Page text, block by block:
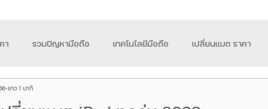
า รวมปัญหามือถือ เทคโนโลยีมือถือ เปลี่ยนแบต ราคา
Red Magic
ยาว 1 นาที